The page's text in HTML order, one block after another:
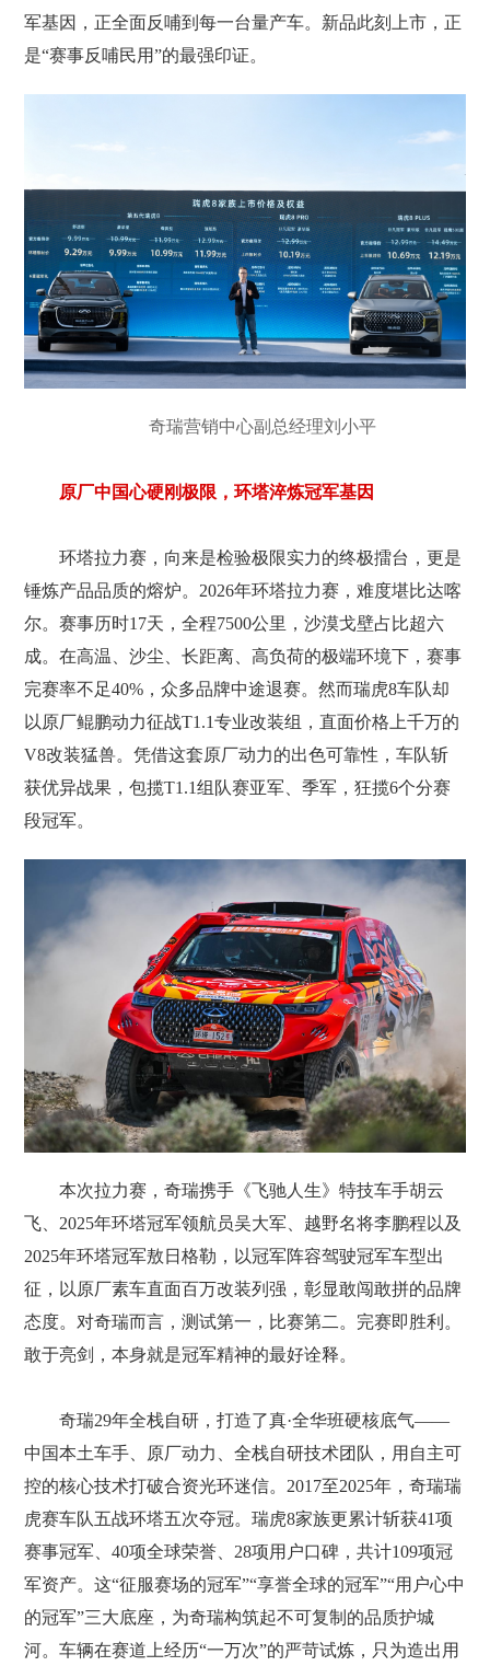
军基因，正全面反哺到每一台量产车。新品此刻上市，正
是“赛事反哺民用”的最强印证。
奇瑞营销中心副总经理刘小平
原厂中国心硬刚极限，环塔淬炼冠军基因
环塔拉力赛，向来是检验极限实力的终极擂台，更是
锤炼产品品质的熔炉。2026年环塔拉力赛，难度堪比达喀
尔。赛事历时17天，全程7500公里，沙漠戈壁占比超六
成。在高温、沙尘、长距离、高负荷的极端环境下，赛事
完赛率不足40%，众多品牌中途退赛。然而瑞虎8车队却
以原厂鲲鹏动力征战T1.1专业改装组，直面价格上千万的
V8改装猛兽。凭借这套原厂动力的出色可靠性，车队斩
获优异战果，包揽T1.1组队赛亚军、季军，狂揽6个分赛
段冠军。
本次拉力赛，奇瑞携手《飞驰人生》特技车手胡云
飞、2025年环塔冠军领航员吴大军、越野名将李鹏程以及
2025年环塔冠军敖日格勒，以冠军阵容驾驶冠军车型出
征，以原厂素车直面百万改装列强，彰显敢闯敢拼的品牌
态度。对奇瑞而言，测试第一，比赛第二。完赛即胜利。
敢于亮剑，本身就是冠军精神的最好诠释。
奇瑞29年全栈自研，打造了真·全华班硬核底气——
中国本土车手、原厂动力、全栈自研技术团队，用自主可
控的核心技术打破合资光环迷信。2017至2025年，奇瑞瑞
虎赛车队五战环塔五次夺冠。瑞虎8家族更累计斩获41项
赛事冠军、40项全球荣誉、28项用户口碑，共计109项冠
军资产。这“征服赛场的冠军”“享誉全球的冠军”“用户心中
的冠军”三大底座，为奇瑞构筑起不可复制的品质护城
河。车辆在赛道上经历“一万次”的严苛试炼，只为造出用